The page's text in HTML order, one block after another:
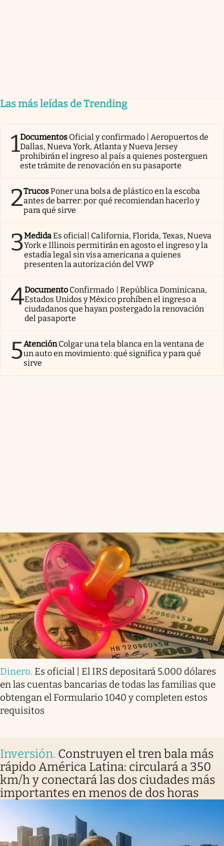
Las más leídas de Trending
1Documentos Oficial y confirmado | Aeropuertos de
Dallas, Nueva York, Atlanta y Nueva Jersey
prohibirán el ingreso al país a quienes posterguen
este trámite de renovación en su pasaporte
2TrucosPoner una bolsa de plástico en la escoba
antes de barrer: por qué recomiendan hacerlo y
para qué sirve
3MedidaEs oficial| California, Florida, Texas, Nueva
York e Illinois permitirán en agosto el ingreso y la
estadía legal sin visa americana a quienes
presenten la autorización del VWP
4Documento Confirmado | República Dominicana,
Estados Unidos y México prohíben el ingreso a
ciudadanos que hayan postergado la renovación
del pasaporte
5AtenciónColgar una tela blanca en la ventana de
un auto en movimiento: qué significa y para qué
sirve
Dinero. Es oficial | El IRS depositará 5.000 dólares
en las cuentas bancarias de todas las familias que
obtengan el Formulario 1040 y completen estos
requisitos
Inversión. Construyen el tren bala más
rápido América Latina: circulará a 350
km/h y conectará las dos ciudades más
importantes en menos de dos horas